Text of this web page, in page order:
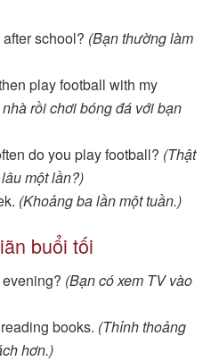
school? (Bạn thường làm
play football with my
rồi chơi bóng đá với bạn
do you play football? (Thật
một lần?)
(Khoảng ba lần một tuần.)
buổi tối
(Bạn có xem TV vào
books. (Thỉnh thoảng
hơn.)